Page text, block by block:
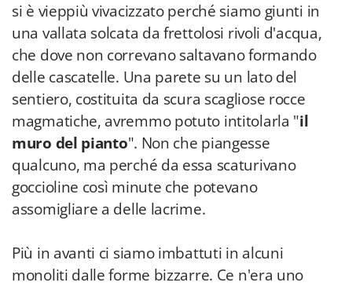
si è vieppiù vivacizzato perché siamo giunti in
una vallata solcata da frettolosi rivoli d'acqua,
che dove non correvano saltavano formando
delle cascatelle. Una parete su un lato del
sentiero, costituita da scura scagliose rocce
magmatiche, avremmo potuto intitolarla "il
muro del pianto". Non che piangesse
qualcuno, ma perché da essa scaturivano
goccioline così minute che potevano
assomigliare a delle lacrime.
Più in avanti ci siamo imbattuti in alcuni
monoliti dalle forme bizzarre. Ce n'era uno